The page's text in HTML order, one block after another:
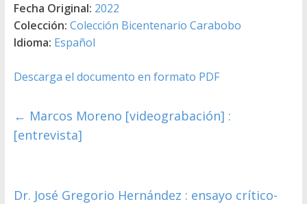
Fecha Original: 2022
Colección: Colección Bicentenario Carabobo
Idioma: Español
Descarga el documento en formato PDF
← Marcos Moreno [videograbación] :
[entrevista]
Dr. José Gregorio Hernández : ensayo crítico-